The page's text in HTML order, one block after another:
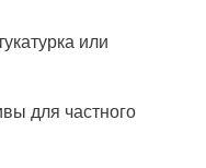
или
для частного